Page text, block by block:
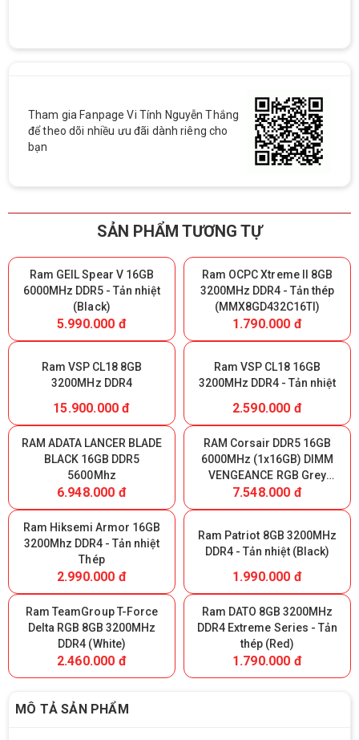
Tham gia Fanpage Vi Tính Nguyễn Thắng
để theo dõi nhiều ưu đãi dành riêng cho
bạn
SẢN PHẨM TƯƠNG TỰ
Ram GEIL Spear V 16GB
6000MHz DDR5 - Tản nhiệt
(Black)
5.990.000 đ
Ram OCPC Xtreme II 8GB
3200MHz DDR4 - Tản thép
(MMX8GD432C16TI)
1.790.000 đ
Ram VSP CL18 8GB
3200MHz DDR4
15.900.000 đ
Ram VSP CL18 16GB
3200MHz DDR4 - Tản nhiệt
2.590.000 đ
RAM ADATA LANCER BLADE
BLACK 16GB DDR5
5600Mhz
6.948.000 đ
RAM Corsair DDR5 16GB
6000MHz (1x16GB) DIMM
VENGEANCE RGB Grey
Heatspreader, RGB LED,
Intel XMP & AMD EXPO,
7.548.000 đ
Ram Hiksemi Armor 16GB
3200Mhz DDR4 - Tản nhiệt
Thép
2.990.000 đ
Ram Patriot 8GB 3200MHz
DDR4 - Tản nhiệt (Black)
1.990.000 đ
Ram TeamGroup T-Force
Delta RGB 8GB 3200MHz
DDR4 (White)
2.460.000 đ
Ram DATO 8GB 3200MHz
DDR4 Extreme Series - Tản
thép (Red)
1.790.000 đ
MÔ TẢ SẢN PHẨM